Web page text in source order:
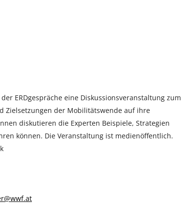
ERDgespräche eine Diskussionsveranstaltung zum
Zielsetzungen der Mobilitätswende auf ihre
diskutieren die Experten Beispiele, Strategien
können. Die Veranstaltung ist medienöffentlich.